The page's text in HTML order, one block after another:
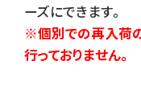
ーズにできます。
※個別での再入荷
行っておりません。